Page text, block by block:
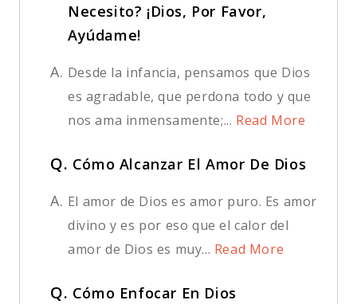
Necesito? ¡Dios, Por Favor,
Ayúdame!
A. Desde la infancia, pensamos que Dios
es agradable, que perdona todo y que
nos ama inmensamente;... Read More
Q. Cómo Alcanzar El Amor De Dios
A. El amor de Dios es amor puro. Es amor
divino y es por eso que el calor del
amor de Dios es muy... Read More
Q. Cómo Enfocar En Dios